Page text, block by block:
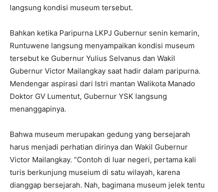
langsung kondisi museum tersebut.
Bahkan ketika Paripurna LKPJ Gubernur senin kemarin,
Runtuwene langsung menyampaikan kondisi museum
tersebut ke Gubernur Yulius Selvanus dan Wakil
Gubernur Victor Mailangkay saat hadir dalam paripurna.
Mendengar aspirasi dari Istri mantan Walikota Manado
Doktor GV Lumentut, Gubernur YSK langsung
menanggapinya.
Bahwa museum merupakan gedung yang bersejarah
harus menjadi perhatian dirinya dan Wakil Gubernur
Victor Mailangkay. “Contoh di luar negeri, pertama kali
turis berkunjung museium di satu wilayah, karena
dianggap bersejarah. Nah, bagimana museum jelek tentu